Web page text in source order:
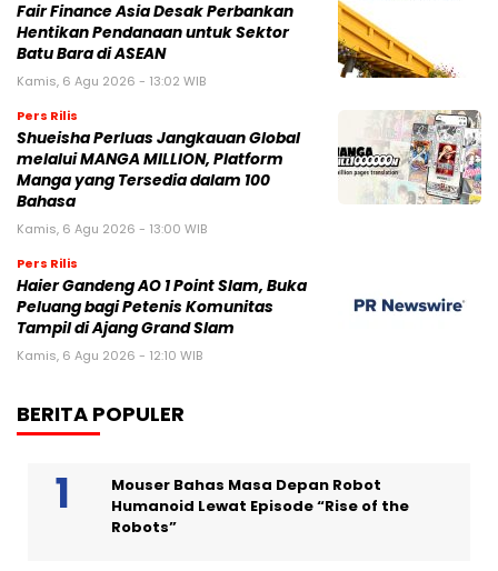
Fair Finance Asia Desak Perbankan
Hentikan Pendanaan untuk Sektor
Batu Bara di ASEAN
Kamis, 6 Agu 2026 - 13:02 WIB
Pers Rilis
Shueisha Perluas Jangkauan Global
melalui MANGA MILLION, Platform
Manga yang Tersedia dalam 100
Bahasa
Kamis, 6 Agu 2026 - 13:00 WIB
Pers Rilis
Haier Gandeng AO 1 Point Slam, Buka
Peluang bagi Petenis Komunitas
Tampil di Ajang Grand Slam
Kamis, 6 Agu 2026 - 12:10 WIB
BERITA POPULER
Mouser Bahas Masa Depan Robot
Humanoid Lewat Episode “Rise of the
Robots”